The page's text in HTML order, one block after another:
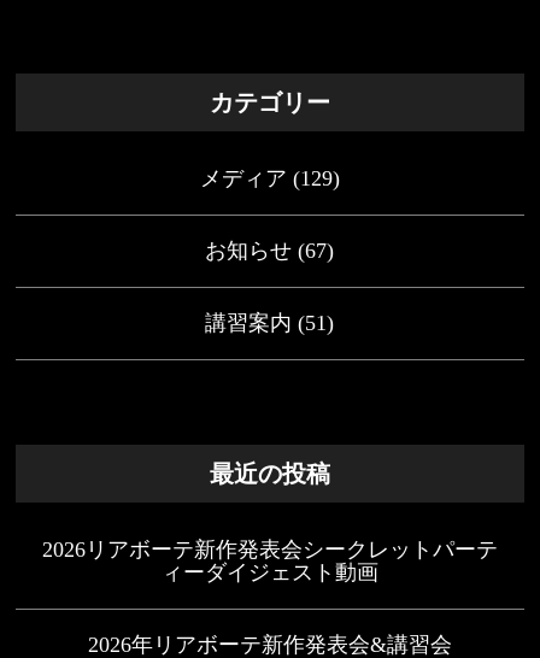
カテゴリー
メディア (129)
お知らせ (67)
講習案内 (51)
最近の投稿
2026リアボーテ新作発表会シークレットパーテ
ィーダイジェスト動画
2026年リアボーテ新作発表会&講習会